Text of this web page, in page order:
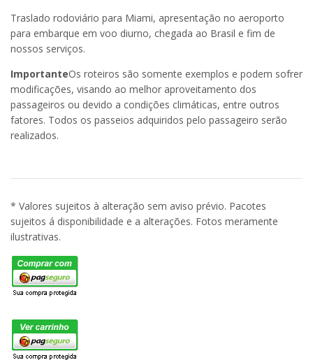
Traslado rodoviário para Miami, apresentação no aeroporto
para embarque em voo diurno, chegada ao Brasil e fim de
nossos serviços.
ImportanteOs roteiros são somente exemplos e podem sofrer
modificações, visando ao melhor aproveitamento dos
passageiros ou devido a condições climáticas, entre outros
fatores. Todos os passeios adquiridos pelo passageiro serão
realizados.
* Valores sujeitos à alteração sem aviso prévio. Pacotes
sujeitos á disponibilidade e a alterações. Fotos meramente
ilustrativas.